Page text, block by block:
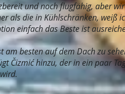
und noch flugfähig, aber
als die in Kühlschränken, weiß
einfach das Beste ist
am besten auf dem Dach zu
Čizmić hinzu, der in ein paar